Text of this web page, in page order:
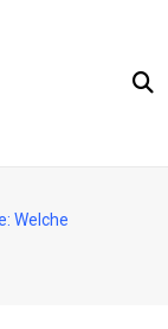
Welche